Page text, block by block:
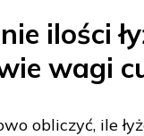
ilości
wagi
obliczyć, ile